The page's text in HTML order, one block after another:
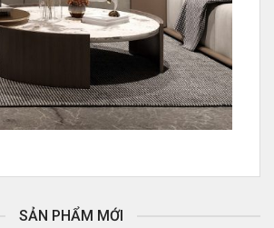
SẢN PHẨM MỚI